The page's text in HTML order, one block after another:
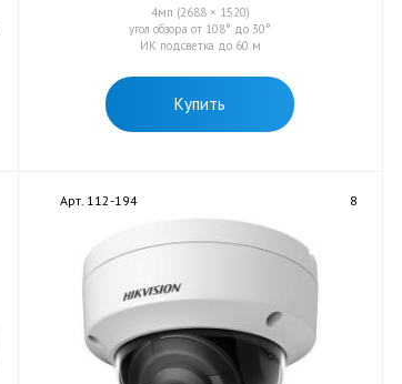
4мп (2688 × 1520)
угол обзора от 108° до 30°
ИК подсветка до 60 м
Купить
Арт. 112-194 8